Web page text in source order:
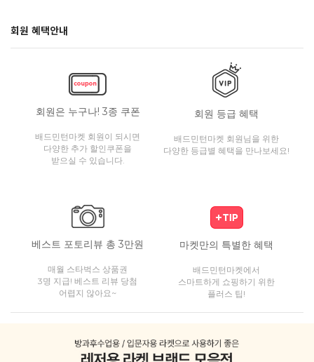
회원 혜택안내
회원은 누구나! 3종 쿠폰
배드민턴마켓 회원이 되시면
다양한 추가 할인쿠폰을
받으실 수 있습니다.
회원 등급 혜택
배드민턴마켓 회원님을 위한
다양한 등급별 혜택을 만나보세요!
베스트 포토리뷰 총 3만원
매월 스타벅스 상품권
3명 지급! 베스트 리뷰 당첨
어렵지 않아요~
마켓만의 특별한 혜택
배드민턴마켓에서
스마트하게 쇼핑하기 위한
플러스 팁!